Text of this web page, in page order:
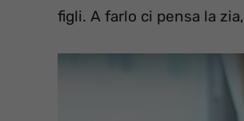
figli. A farlo ci pensa la zia,